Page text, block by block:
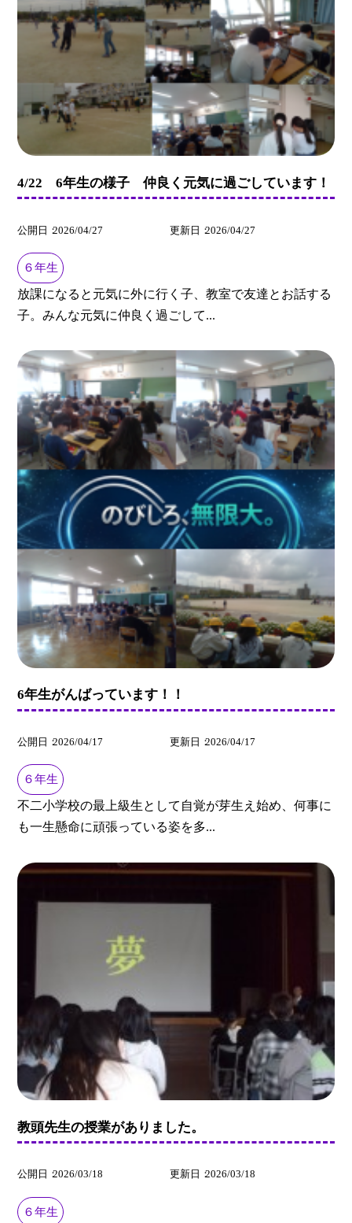
4/22 6年生の様子 仲良く元気に過ごしています！
公開日 2026/04/27 更新日 2026/04/27
６年生
放課になると元気に外に行く子、教室で友達とお話する
子。みんな元気に仲良く過ごして...
6年生がんばっています！！
公開日 2026/04/17 更新日 2026/04/17
６年生
不二小学校の最上級生として自覚が芽生え始め、何事に
も一生懸命に頑張っている姿を多...
教頭先生の授業がありました。
公開日 2026/03/18 更新日 2026/03/18
６年生